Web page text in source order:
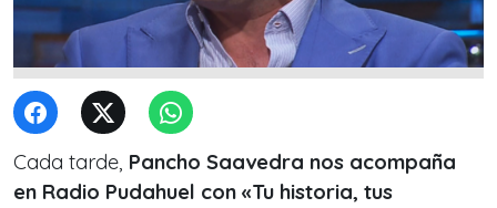
Cada tarde, Pancho Saavedra nos acompaña
en Radio Pudahuel con «Tu historia, tus